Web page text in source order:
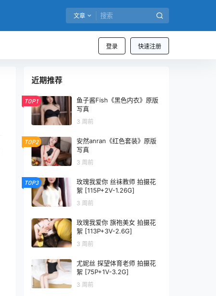
文章
登录 快速注册
近期推荐
TOP1
鱼子酱Fish《黑色内衣》原版
写真
3 周前
TOP2
安然anran《红色套装》原版
写真
3 周前
TOP3
玫瑰我爱你 丝袜教师 拍摄花
絮 [115P+2V-1.26G]
3 周前
玫瑰我爱你 旗袍美女 拍摄花
絮 [113P+3V-2.6G]
3 周前
尤妮丝 探望体育老师 拍摄花
絮 [75P+1V-3.2G]
3 周前